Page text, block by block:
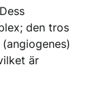
den tros
är